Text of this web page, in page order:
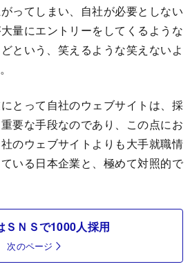
ってしまい、自社が必要としない
量にエントリーをしてくるような
という、笑えるような笑えないよ
とって自社のウェブサイトは、採
要な手段なのであり、この点にお
のウェブサイトよりも大手就職情
いる日本企業と、極めて対照的で
ＳＮＳで1000人採用
次のページ